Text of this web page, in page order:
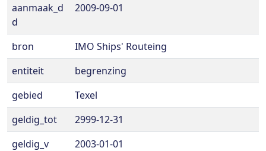
aanmaak_d
d
2009-09-01
bron
IMO Ships' Routeing
entiteit
begrenzing
gebied
Texel
geldig_tot
2999-12-31
geldig_v
2003-01-01